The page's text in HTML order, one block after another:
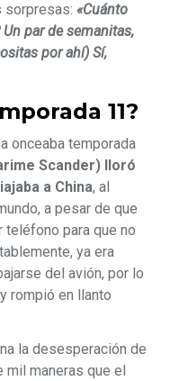
sorpresas:«Cuánto
par de semanitas,
por ahí) Sí,
11?
onceaba temporada
Scander) lloró
a China, al
a pesar de que
teléfono para que no
ya era
del avión, por lo
rompió en llanto
la desesperación de
maneras que el